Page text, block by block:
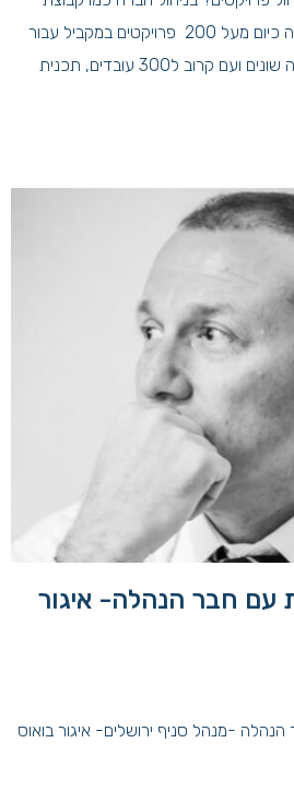
גדיש, שמנהלת ומובילה כיום מעל 200 פרויקטים במקביל עבור
יותר מ70 מזמיני עבודה שונים ועם קרוב ל300 עובדים, תכנית
קבלת החלטות, תכנון צמיחה והנעת
עם חבר הנהלה- איגור
-מנהל סניף ירושלים- איגור בואוס